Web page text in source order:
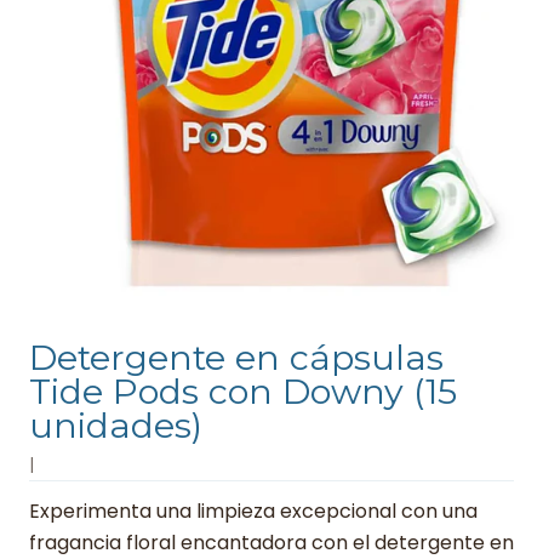
Detergente en cápsulas
Tide Pods con Downy (15
unidades)
|
Experimenta una limpieza excepcional con una
fragancia floral encantadora con el detergente en